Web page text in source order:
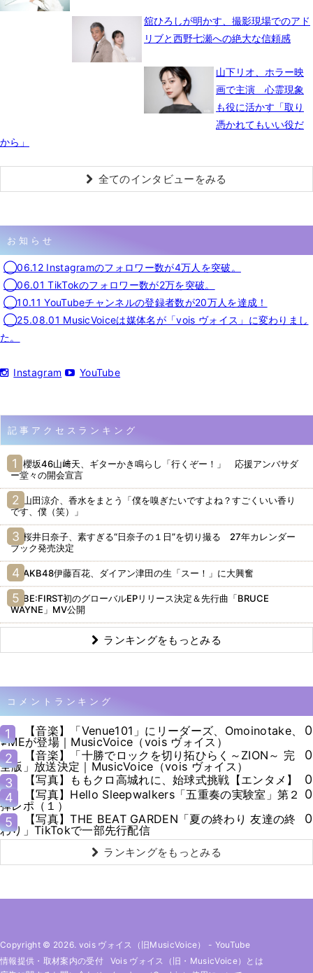
舘ひろしが明かす、撮影現場でのアド
リブと西野七瀬への絶大な信頼感
山下リオ、ホラー映
画で主演 心霊現象
も役に活かす「取り
憑かれてもいい役だ
から」
全てのインタビューをみる
お知らせ
◯06.12 Instagramのフォロワー数が4万人を突破。
◯06.01 TikTokのフォロワー数が2万を突破。
◯10.11 YouTubeチャンネルの登録者数が20万人を達成！
◯25.08.01 MusicVoiceは媒体名が「vois ヴォイス」に変わりまし
た。
Instagram YouTube
記事アクセスランキング
櫻坂46山﨑天、ギターかき鳴らし「行くぞー！」 応援アンバサダ
ー堂々の開会宣言
山田涼介、香水をまとう「僕を嗅ぎたいですよね？すごくいい香り
です、僕（笑）」
桜井日奈子、素すぎる“日奈子の１日”を切り撮る 27年カレンダー
ブック発売決定
AKB48伊藤百花、ダイアン津田の生「スー！」に大興奮
BE:FIRST初のグローバルEPリリース決定＆先行曲「BRUCE
WAYNE」MV公開
ランキングをもっとみる
コメントランキング
1
【音楽】「Venue101」にリーダーズ、Omoinotake、
≠MEが登場｜MusicVoice（vois ヴォイス）
0
2
【音楽】「十勝でロックを切り拓ひらく～ZION～ 完
全版」放送決定｜MusicVoice（vois ヴォイス）
0
3
【写真】ももクロ高城れに、始球式挑戦【エンタメ】
0
4
【写真】Hello Sleepwalkers「五重奏の実験室」第２
弾レポ（１）
0
5
【写真】THE BEAT GARDEN「夏の終わり 友達の終
わり」TikTokで一部先行配信
0
ランキングをもっとみる
Copyright © 2026. vois ヴォイス（旧MusicVoice） - YouTube
情報提供・取材案内の受付
Vois ヴォイス（旧・MusicVoice）とは